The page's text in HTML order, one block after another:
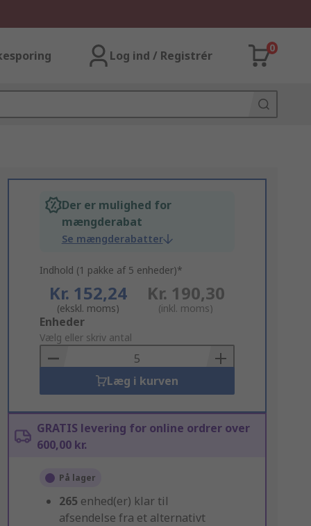
Log ind / Registrér
0
Der er mulighed for
mængderabat
Se mængderabatter
Indhold (1 pakke af 5 enheder)*
Kr. 152,24
(ekskl. moms)
Kr. 190,30
(inkl. moms)
Add
to
Basket
Enheder
Vælg eller skriv antal
Læg i kurven
GRATIS levering for online ordrer over
600,00 kr.
På lager
265 enhed(er) klar til
afsendelse fra et alternativt